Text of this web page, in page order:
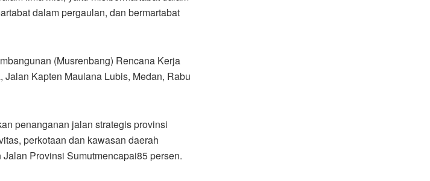
dalam pergaulan, dan bermartabat
(Musrenbang) Rencana Kerja
Kapten Maulana Lubis, Medan, Rabu
penanganan jalan strategis provinsi
perkotaan dan kawasan daerah
Provinsi Sumutmencapai85 persen.